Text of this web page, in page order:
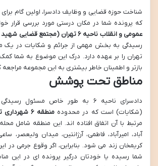
شناخت حوزه قضایی و وظایف دادسرا، اولین گام
که پرونده شما در مکان درستی مورد بررسی قرار
عمومی و انقلاب ناحیه ۶ تهران (مجتمع قضایی شهید قدوسی)
رسیدگی به بخش مهمی از جرائم و شکایات در یک
تهران را بر عهده دارد. درک این موضوع به شما
بازتر و اطمینان خاطر بیشتری به این مجموعه مراجعه
مناطق تحت پوشش
دادسرای ناحیه ۶ به طور خاص مسئول
(شکایات) است که در محدوده منطقه ۶ شهرداری تهران
مرتبط با آن اتفاق افتاده اند. این منطقه شامل
آباد، امیرآباد، فاطمی، آرژانتین، میدان
کریمخان زند می شود. بنابراین، اگر وقوع جرمی در
شما رسیده یا خودتان درگیر پرونده ای در این